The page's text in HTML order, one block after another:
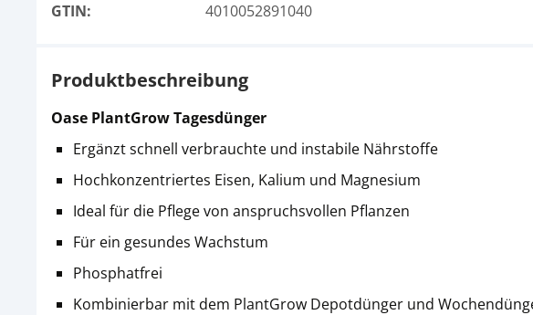
GTIN:
4010052891040
Produktbeschreibung
Oase PlantGrow Tagesdünger
Ergänzt schnell verbrauchte und instabile Nährstoffe
Hochkonzentriertes Eisen, Kalium und Magnesium
Ideal für die Pflege von anspruchsvollen Pflanzen
Für ein gesundes Wachstum
Phosphatfrei
Kombinierbar mit dem PlantGrow Depotdünger und